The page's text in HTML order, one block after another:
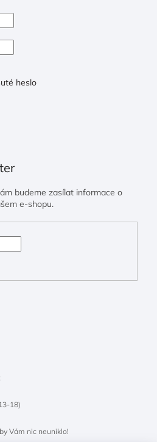
heslo
budeme zasílat informace o
e-shopu.
18)
Vám nic neuniklo!